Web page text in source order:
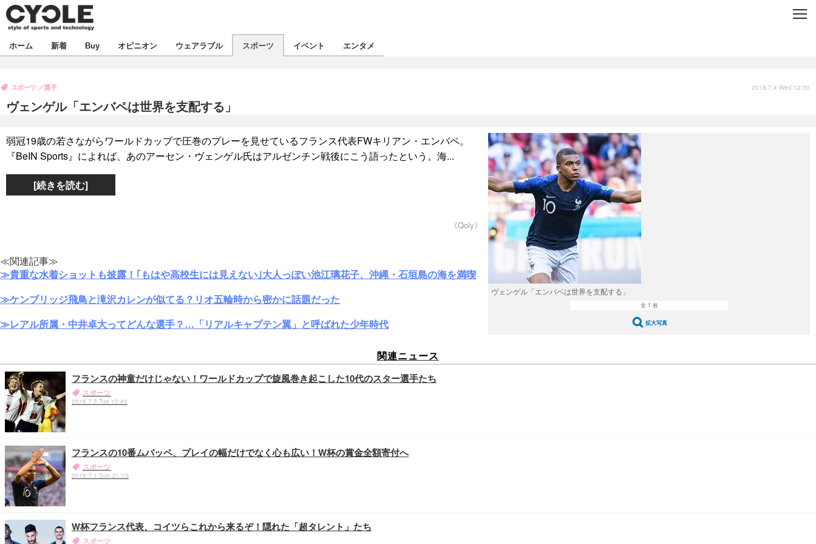
C
飲食
ボイス
デバイス
ビジネス
海外
スポーツ
短信
まとめ
選手
写真
イベント
スポーツ
文化
出版／映画
ファッション
写真
ライフ
政治
ホーム 新着 Buy オピニオン ウェアラブル スポーツ イベント エンタメ
ヴェンゲル「エンバペは世界を支配する」
スポーツ 選手 2018.7.4 Wed 12:30
ヴェンゲル「エンバペは世界を支配する」
全 1 枚
拡大写真
弱冠19歳の若さながらワールドカップで圧巻のプレーを見せているフランス代表FWキリアン・エンバペ。
『BeIN Sports』によれば、あのアーセン・ヴェンゲル氏はアルゼンチン戦後にこう語ったという。海...
[続きを読む]
《Qoly》
≪関連記事≫
≫貴重な水着ショットも披露！｢もはや高校生には見えない｣大人っぽい池江璃花子、沖縄・石垣島の海を満喫
≫ケンブリッジ飛鳥と滝沢カレンが似てる？リオ五輪時から密かに話題だった
≫レアル所属・中井卓大ってどんな選手？…「リアルキャプテン翼」と呼ばれた少年時代
関連ニュース
フランスの神童だけじゃない！ワールドカップで旋風巻き起こした10代のスター選手たち
スポーツ
2018.7.3 Tue 13:45
フランスの10番ムバッペ、プレイの幅だけでなく心も広い！W杯の賞金全額寄付へ
スポーツ
2018.7.1 Sun 21:15
W杯フランス代表、コイツらこれから来るぞ！隠れた「超タレント」たち
スポーツ